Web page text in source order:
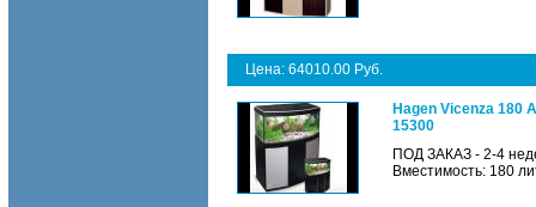
Цена: 64010.00 Руб.
Hagen Vicenza 180
15300
ПОД ЗАКАЗ - 2-4
Вместимость: 180